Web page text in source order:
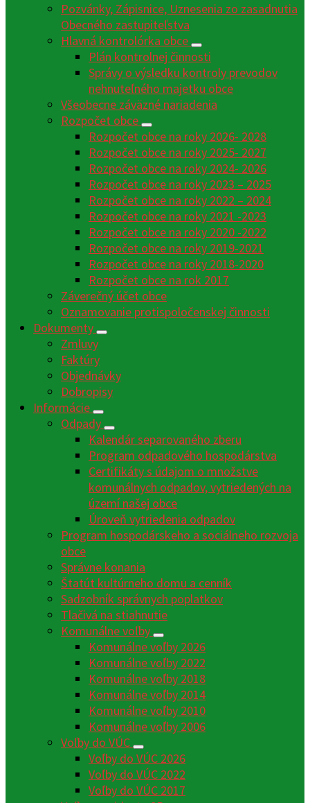
Pozvánky, Zápisnice, Uznesenia zo zasadnutia
Obecného zastupiteľstva
Hlavná kontrolórka obce
Plán kontrolnej činnosti
Správy o výsledku kontroly prevodov
nehnuteľného majetku obce
Všeobecne záväzné nariadenia
Rozpočet obce
Rozpočet obce na roky 2026- 2028
Rozpočet obce na roky 2025- 2027
Rozpočet obce na roky 2024- 2026
Rozpočet obce na roky 2023 – 2025
Rozpočet obce na roky 2022 – 2024
Rozpočet obce na roky 2021 -2023
Rozpočet obce na roky 2020 -2022
Rozpočet obce na roky 2019-2021
Rozpočet obce na roky 2018-2020
Rozpočet obce na rok 2017
Záverečný účet obce
Oznamovanie protispoločenskej činnosti
Dokumenty
Zmluvy
Faktúry
Objednávky
Dobropisy
Informácie
Odpady
Kalendár separovaného zberu
Program odpadového hospodárstva
Certifikáty s údajom o množstve
komunálnych odpadov, vytriedených na
území našej obce
Úroveň vytriedenia odpadov
Program hospodárskeho a sociálneho rozvoja
obce
Správne konania
Štatút kultúrneho domu a cenník
Sadzobník správnych poplatkov
Tlačivá na stiahnutie
Komunálne voľby
Komunálne voľby 2026
Komunálne voľby 2022
Komunálne voľby 2018
Komunálne voľby 2014
Komunálne voľby 2010
Komunálne voľby 2006
Voľby do VÚC
Voľby do VÚC 2026
Voľby do VÚC 2022
Voľby do VÚC 2017